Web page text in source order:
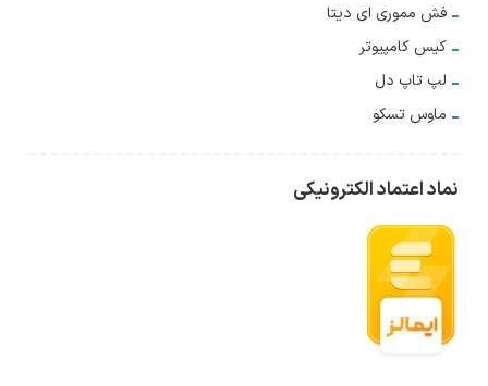
فش مموری ای دیتا
کیس کامپیوتر
لپ تاپ دل
ماوس تسکو
نماد اعتماد الکترونیکی